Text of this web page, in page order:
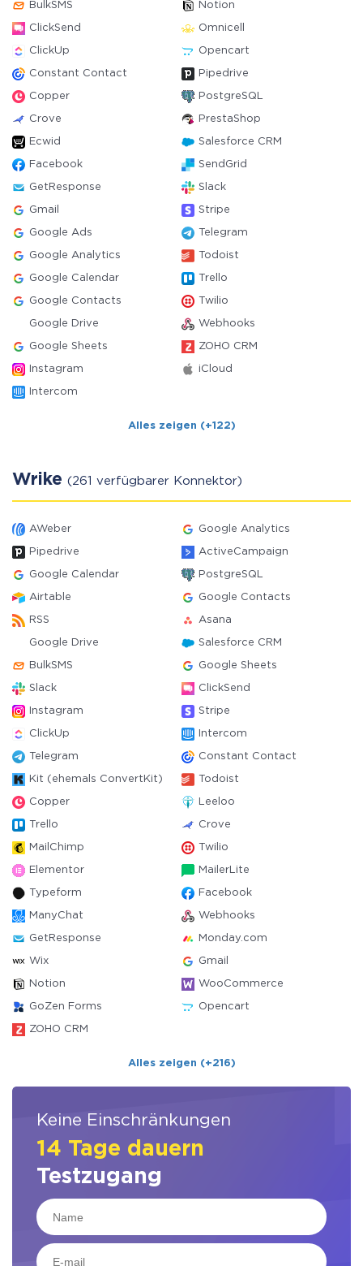
BulkSMS Notion
ClickSend Omnicell
ClickUp Opencart
Constant Contact Pipedrive
Copper PostgreSQL
Crove PrestaShop
Ecwid Salesforce CRM
Facebook SendGrid
GetResponse Slack
Gmail Stripe
Google Ads Telegram
Google Analytics Todoist
Google Calendar Trello
Google Contacts Twilio
Google Drive Webhooks
Google Sheets ZOHO CRM
Instagram iCloud
Intercom
Alles zeigen (+122)
Wrike (261 verfügbarer Konnektor)
AWeber Google Analytics
Pipedrive ActiveCampaign
Google Calendar PostgreSQL
Airtable Google Contacts
RSS Asana
Google Drive Salesforce CRM
BulkSMS Google Sheets
Slack ClickSend
Instagram Stripe
ClickUp Intercom
Telegram Constant Contact
Kit (ehemals ConvertKit) Todoist
Copper Leeloo
Trello Crove
MailChimp Twilio
Elementor MailerLite
Typeform Facebook
ManyChat Webhooks
GetResponse Monday.com
Wix Gmail
Notion WooCommerce
GoZen Forms Opencart
ZOHO CRM
Alles zeigen (+216)
Keine Einschränkungen
14 Tage dauern
Testzugang